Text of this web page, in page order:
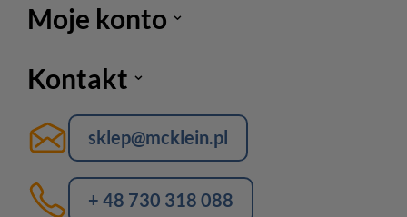
Moje konto
Kontakt
sklep@mcklein.pl
+ 48 730 318 088